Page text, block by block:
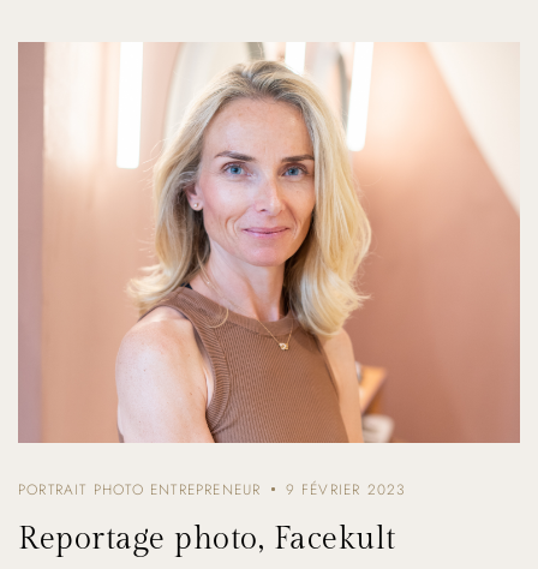
PORTRAIT PHOTO ENTREPRENEUR 9 FÉVRIER 2023
Reportage photo, Facekult